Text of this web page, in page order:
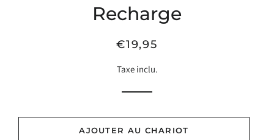
Recharge
Prix
Prix
vente
€19,95
Taxe inclu.
AJOUTER AU CHARIOT